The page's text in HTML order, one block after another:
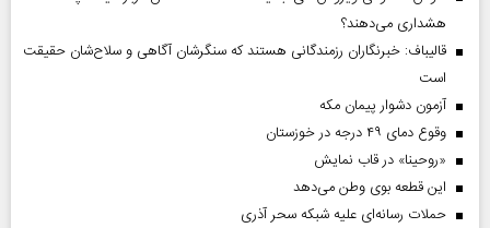
هشداری می‌دهند؟
قالیباف: خبرنگاران رزمندگانی هستند که سنگرشان آگاهی و سلاح‌شان حقیقت
است
آزمون دشوار پیمان مکه
وقوع دمای ۴۹ درجه در خوزستان
«روحینا» در قاب نمایش
این قطعه بوی وطن می‌دهد
حملات رسانه‌ای علیه شبکه سحر آذری